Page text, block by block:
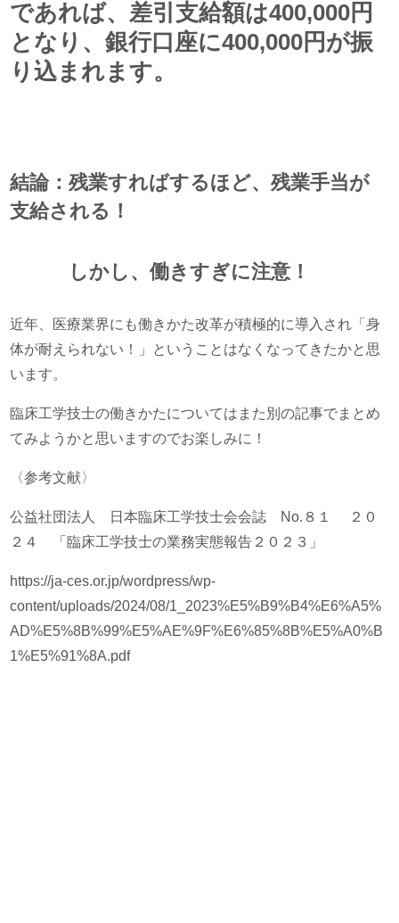
であれば、差引支給額は400,000円
となり、銀行口座に400,000円が振
り込まれます。
結論：残業すればするほど、残業手当が
支給される！
しかし、働きすぎに注意！
近年、医療業界にも働きかた改革が積極的に導入され「身
体が耐えられない！」ということはなくなってきたかと思
います。
臨床工学技士の働きかたについてはまた別の記事でまとめ
てみようかと思いますのでお楽しみに！
〈参考文献〉
公益社団法人 日本臨床工学技士会会誌 No.８１ ２０
２４ 「臨床工学技士の業務実態報告２０２３」
https://ja-ces.or.jp/wordpress/wp-
content/uploads/2024/08/1_2023%E5%B9%B4%E6%A5%
AD%E5%8B%99%E5%AE%9F%E6%85%8B%E5%A0%B
1%E5%91%8A.pdf